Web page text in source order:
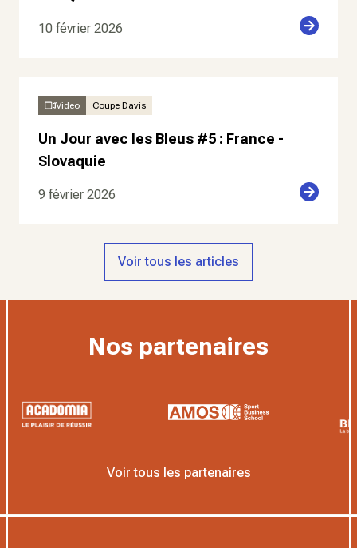
10 février 2026
Video Coupe Davis
Un Jour avec les Bleus #5 : France -
Slovaquie
9 février 2026
Voir tous les articles
Nos partenaires
Voir tous les partenaires